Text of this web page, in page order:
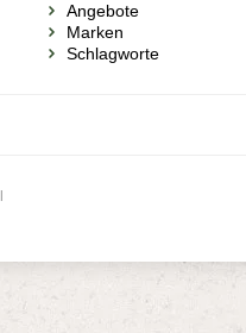
Angebote
Marken
Schlagworte